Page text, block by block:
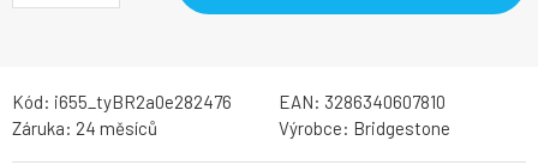
Kód: i655_tyBR2a0e282476 EAN: 3286340607810
Záruka: 24 měsíců Výrobce: Bridgestone